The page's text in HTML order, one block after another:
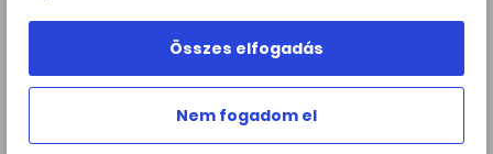
Összes elfogadás
Nem fogadom el